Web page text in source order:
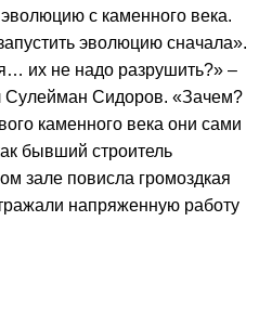
с каменного века.
эволюцию сначала».
их не надо разрушить?» –
Сулейман Сидоров. «Зачем?
каменного века они сами
бывший строитель
зале повисла громоздкая
напряженную работу